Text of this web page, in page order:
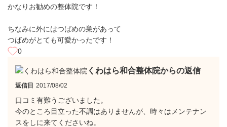
かなりお勧めの整体院です！
ちなみに外にはつばめの巣があって
つばめがとても可愛かったです！
0
くわはら和合整体院からの返信
返信日 2017/08/02
口コミ有難うございました。
今のところ目立った不調はありませんが、時々はメンテナン
スをしに来てくださいね。